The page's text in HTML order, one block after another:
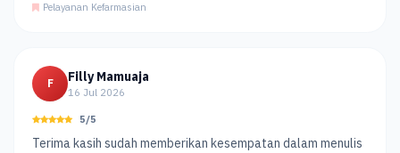
Pelayanan Kefarmasian
F Filly Mamuaja
16 Jul 2026
5/5
Terima kasih sudah memberikan kesempatan dalam menulis